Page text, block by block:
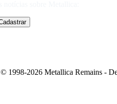
© 1998-2026 Metallica Remains -